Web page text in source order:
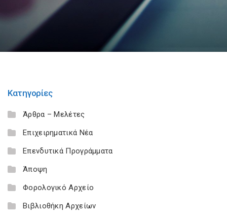
Κατηγορίες
Άρθρα – Μελέτες
Επιχειρηματικά Νέα
Επενδυτικά Προγράμματα
Άποψη
Φορολογικό Αρχείο
Βιβλιοθήκη Αρχείων